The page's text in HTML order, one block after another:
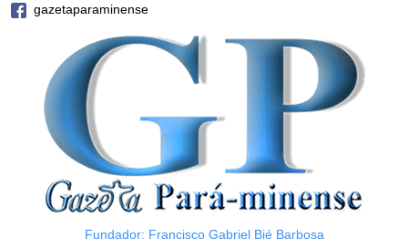
gazetaparaminense
Fundador: Francisco Gabriel Bié Barbosa